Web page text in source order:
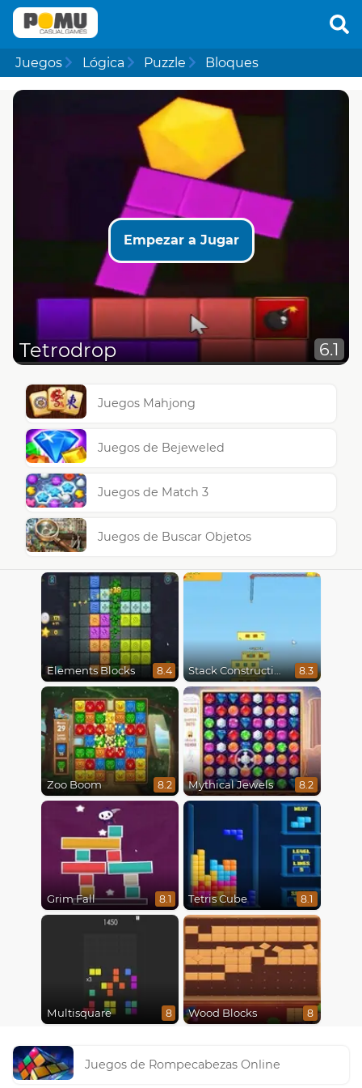
Juegos Lógica Puzzle Bloques
Empezar a Jugar
Tetrodrop 6.1
Juegos Mahjong
Juegos de Bejeweled
Juegos de Match 3
Juegos de Buscar Objetos
Elements Blocks 8.4 Stack Construction 8.3
Zoo Boom 8.2 Mythical Jewels 8.2
Grim Fall 8.1 Tetris Cube 8.1
Multisquare 8 Wood Blocks 8
Juegos de Rompecabezas Online